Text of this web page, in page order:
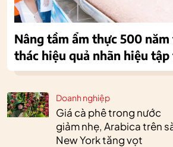
Doanh nghiệp
Giá cà phê trong nước
giảm nhẹ, Arabica trên
New York tăng vọt
Nâng tầm ẩm thực 500
thác hiệu quả nhãn hiệu tập